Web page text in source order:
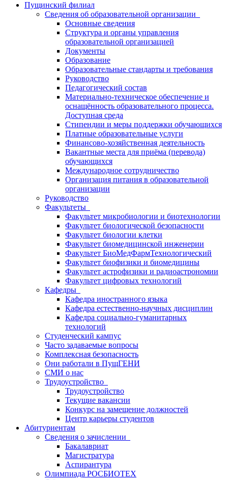
Пущинский филиал
Сведения об образовательной организации
Основные сведения
Структура и органы управления
образовательной организацией
Документы
Образование
Образовательные стандарты и требования
Руководство
Педагогический состав
Материально-техническое обеспечение и
оснащённость образовательного процесса.
Доступная среда
Стипендии и меры поддержки обучающихся
Платные образовательные услуги
Финансово-хозяйственная деятельность
Вакантные места для приёма (перевода)
обучающихся
Международное сотрудничество
Организация питания в образовательной
организации
Руководство
Факультеты
Факультет микробиологии и биотехнологии
Факультет биологической безопасности
Факультет биологии клетки
Факультет биомедицинской инженерии
Факультет БиоМедФармТехнологический
Факультет биофизики и биомедицины
Факультет астрофизики и радиоастрономии
Факультет цифровых технологий
Кафедры
Кафедра иностранного языка
Кафедра естественно-научных дисциплин
Кафедра социально-гуманитарных
технологий
Студенческий кампус
Часто задаваемые вопросы
Комплексная безопасность
Они работали в ПущГЕНИ
СМИ о нас
Трудоустройство
Трудоустройство
Текущие вакансии
Конкурс на замещение должностей
Центр карьеры студентов
Абитуриентам
Сведения о зачислении
Бакалавриат
Магистратура
Аспирантура
Олимпиада РОСБИОТЕХ